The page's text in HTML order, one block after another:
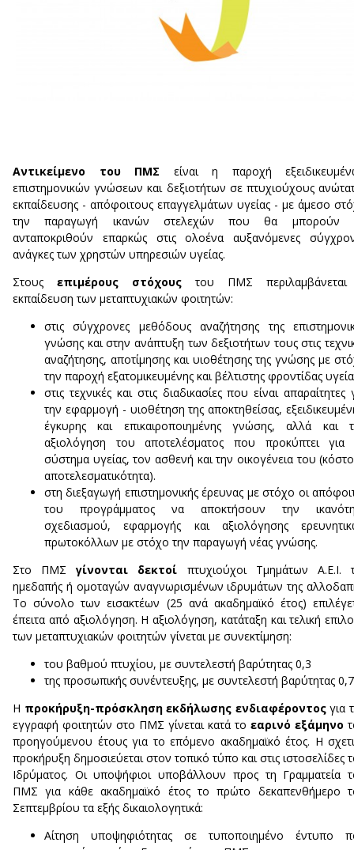
Αντικείμενο του ΠΜΣ είναι η παροχή
επιστημονικών γνώσεων και δεξιοτήτων σε πτυχιούχους
εκπαίδευσης - απόφοιτους επαγγελμάτων υγείας - με άμεσο
την παραγωγή ικανών στελεχών που θα μπορούν
ανταποκριθούν επαρκώς στις ολοένα αυξανόμενες
ανάγκες των χρηστών υπηρεσιών υγείας.
Στους επιμέρους στόχους του ΠΜΣ
εκπαίδευση των μεταπτυχιακών φοιτητών:
στις σύγχρονες μεθόδους αναζήτησης της
γνώσης και στην ανάπτυξη των δεξιοτήτων τους στις
αναζήτησης, αποτίμησης και υιοθέτησης της γνώσης με
την παροχή εξατομικευμένης και βέλτιστης φροντίδας
στις τεχνικές και στις διαδικασίες που είναι απαραίτητες
την εφαρμογή - υιοθέτηση της αποκτηθείσας,
έγκυρης και επικαιροποιημένης γνώσης, αλλά και
αξιολόγηση του αποτελέσματος που προκύπτει για
σύστημα υγείας, τον ασθενή και την οικογένεια του
αποτελεσματικότητα).
στη διεξαγωγή επιστημονικής έρευνας με στόχο οι
του προγράμματος να αποκτήσουν την
σχεδιασμού, εφαρμογής και αξιολόγησης
πρωτοκόλλων με στόχο την παραγωγή νέας γνώσης.
Στo ΠΜΣγίνονται δεκτοί πτυχιούχοι Τμημάτων Α.Ε.Ι.
ημεδαπής ή ομοταγών αναγνωρισμένων ιδρυμάτων της
Το σύνολο των εισακτέων (25 ανά ακαδημαϊκό έτος)
έπειτα από αξιολόγηση. Η αξιολόγηση, κατάταξη και τελική
των μεταπτυχιακών φοιτητών γίνεται με συνεκτίμηση:
του βαθμού πτυχίου, με συντελεστή βαρύτητας 0,3
της προσωπικής συνέντευξης, με συντελεστή βαρύτητας 0,7
H προκήρυξη-πρόσκληση εκδήλωσης ενδιαφέροντοςγια
εγγραφή φοιτητών στο ΠΜΣ γίνεται κατά το εαρινό εξάμηνο
προηγούμενου έτους για το επόμενο ακαδημαϊκό έτος. H
προκήρυξη δημοσιεύεται στον τοπικό τύπο και στις ιστοσελίδες
Ιδρύματος. Οι υποψήφιοι υποβάλλουν προς τη Γραμματεία
ΠΜΣ για κάθε ακαδημαϊκό έτος το πρώτο δεκαπενθήμερο
Σεπτεμβρίου τα εξής δικαιολογητικά:
Αίτηση υποψηφιότητας σε τυποποιημένο έντυπο